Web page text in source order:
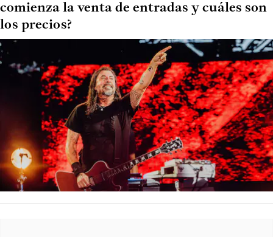
comienza la venta de entradas y cuáles son
los precios?